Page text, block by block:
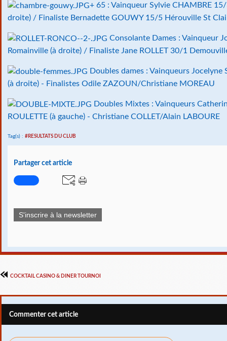
+ 65 : Vainqueur Sylvie CHAMBRE
droite) / Finaliste Bernadette GOUWY 15/5 Hérouville St
Consolante Dames : Vainqueur
Romainville (à droite) / Finaliste Jane ROLLET 30/1
Doubles dames : Vainqueurs Jocelyne
(à droite) - Finalistes Odile ZAZOUN/Christiane MOREAU
Doubles Mixtes : Vainqueurs
ROULETTE (à gauche) - Christiane COLLET/Alain LABOURE
Tag(s) : #RESULTATS DU CLUB
Partager cet article
S'inscrire à la newsletter
COCKTAIL CASINO & DINER TOURNOI
Commenter cet article